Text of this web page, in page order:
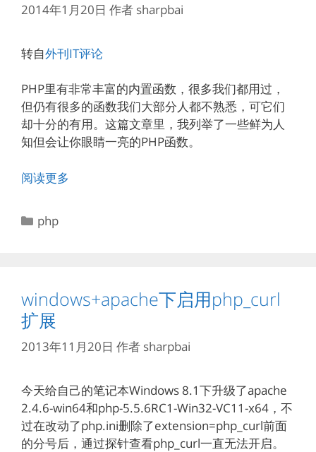
2014年1月20日 作者 sharpbai
转自外刊IT评论
PHP里有非常丰富的内置函数，很多我们都用过，
但仍有很多的函数我们大部分人都不熟悉，可它们
却十分的有用。这篇文章里，我列举了一些鲜为人
知但会让你眼睛一亮的PHP函数。
阅读更多
分
php
windows+apache下启用php_curl
扩展
2013年11月20日 作者 sharpbai
今天给自己的笔记本Windows 8.1下升级了apache
2.4.6-win64和php-5.5.6RC1-Win32-VC11-x64，不
过在改动了php.ini删除了extension=php_curl前面
的分号后，通过探针查看php_curl一直无法开启。